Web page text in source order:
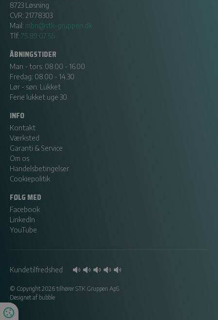
8723 Løsning
CVR: 21778303
Mail: mbn@stk-gruppen.dk
Tlf: 75 89 07 55
ÅBNINGSTIDER
Man - tors: 08.00 - 16.00
Fredag: 08.00 - 14.30
Lør - søn: Lukket
Ferie lukket uge 30
INFO
Kontakt
Værksted
Garanti & Service
Om os
Handelsbetingelser
Cookiepolitik
FØLG MED
Facebook
LinkedIn
YouTube
Kundetilfredshed
© Copyright 2026 tilhører STK Gruppen ApS
Designet af bubble